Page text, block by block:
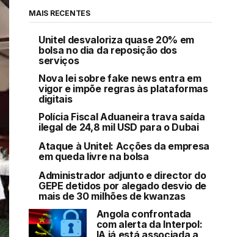
MAIS RECENTES
Unitel desvaloriza quase 20% em
bolsa no dia da reposição dos
serviços
Nova lei sobre fake news entra em
vigor e impõe regras às plataformas
digitais
Polícia Fiscal Aduaneira trava saída
ilegal de 24,8 mil USD para o Dubai
Ataque à Unitel: Acções da empresa
em queda livre na bolsa
Administrador adjunto e director do
GEPE detidos por alegado desvio de
mais de 30 milhões de kwanzas
Angola confrontada
com alerta da Interpol:
IA já está associada a